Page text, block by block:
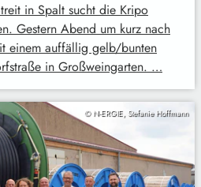
in Spalt sucht die Kripo
Gestern Abend um kurz nach
einem auffällig gelb/bunten
in Großweingarten. …
© N-ERGIE, Stefanie Hoffmann